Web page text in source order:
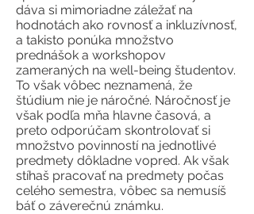
dáva si mimoriadne záležať na
hodnotách ako rovnosť a inkluzívnosť,
a takisto ponúka množstvo
prednášok a workshopov
zameraných na well-being študentov.
To však vôbec neznamená, že
štúdium nie je náročné. Náročnosť je
však podľa mňa hlavne časová, a
preto odporúčam skontrolovať si
množstvo povinností na jednotlivé
predmety dôkladne vopred. Ak však
stíhaš pracovať na predmety počas
celého semestra, vôbec sa nemusíš
báť o záverečnú známku.